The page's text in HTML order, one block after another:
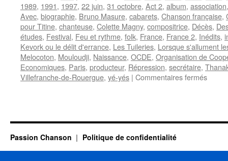
1989, 1991, 1997, 22 juin, 31 octobre, Act 2, album, association
Avec, biographie, Bruno Masure, cabarets, Chanson française,
pour Titine, chanteuse, Colette Magny, compositrice, Décès,
études, Festival, Feu et rythme, folk, France, France 2, Inédits,
Kevork ou le délit d'errance, Les Tuileries, Lorsque s'allument
Melocoton, Mouloudji, Naissance, OCDE, Organisation de
Economiques, Paris, producteur, Répression, secrétaire,
Villefranche-de-Rouergue, yé-yés | Commentaires ferméssur
Passion Chanson Politique de confidentialité